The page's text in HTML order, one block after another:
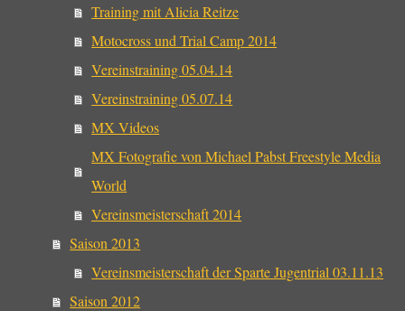
Training mit Alicia Reitze
Motocross und Trial Camp 2014
Vereinstraining 05.04.14
Vereinstraining 05.07.14
MX Videos
MX Fotografie von Michael Pabst Freestyle Media
World
Vereinsmeisterschaft 2014
Saison 2013
Vereinsmeisterschaft der Sparte Jugentrial 03.11.13
Saison 2012